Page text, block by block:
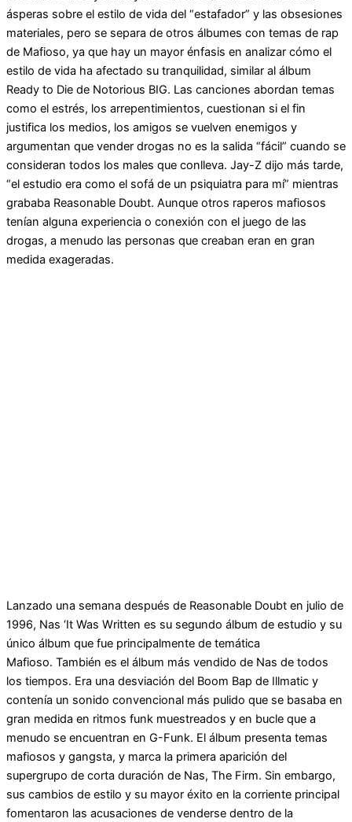
ásperas sobre el estilo de vida del “estafador” y las obsesiones
materiales, pero se separa de otros álbumes con temas de rap
de Mafioso, ya que hay un mayor énfasis en analizar cómo el
estilo de vida ha afectado su tranquilidad, similar al álbum
Ready to Die de Notorious BIG. Las canciones abordan temas
como el estrés, los arrepentimientos, cuestionan si el fin
justifica los medios, los amigos se vuelven enemigos y
argumentan que vender drogas no es la salida “fácil” cuando se
consideran todos los males que conlleva. Jay-Z dijo más tarde,
“el estudio era como el sofá de un psiquiatra para mí” mientras
grababa Reasonable Doubt. Aunque otros raperos mafiosos
tenían alguna experiencia o conexión con el juego de las
drogas, a menudo las personas que creaban eran en gran
medida exageradas.
Lanzado una semana después de Reasonable Doubt en julio de
1996, Nas ‘It Was Written es su segundo álbum de estudio y su
único álbum que fue principalmente de temática
Mafioso. También es el álbum más vendido de Nas de todos
los tiempos. Era una desviación del Boom Bap de Illmatic y
contenía un sonido convencional más pulido que se basaba en
gran medida en ritmos funk muestreados y en bucle que a
menudo se encuentran en G-Funk. El álbum presenta temas
mafiosos y gangsta, y marca la primera aparición del
supergrupo de corta duración de Nas, The Firm. Sin embargo,
sus cambios de estilo y su mayor éxito en la corriente principal
fomentaron las acusaciones de venderse dentro de la